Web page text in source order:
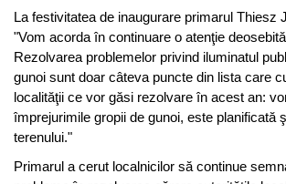
La festivitatea de inaugurare primarul Thiesz
"Vom acorda în continuare o atenţie
Rezolvarea problemelor privind iluminatul
gunoi sunt doar câteva puncte din lista care
localităţii ce vor găsi rezolvare în acest an:
împrejurimile gropii de gunoi, este planificată
terenului."
Primarul a cerut localnicilor să continue